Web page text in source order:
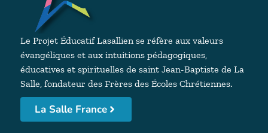
Le Projet Éducatif Lasallien se réfère aux valeurs
évangéliques et aux intuitions pédagogiques,
éducatives et spirituelles de saint Jean-Baptiste de La
Salle, fondateur des Frères des Écoles Chrétiennes.
La Salle France